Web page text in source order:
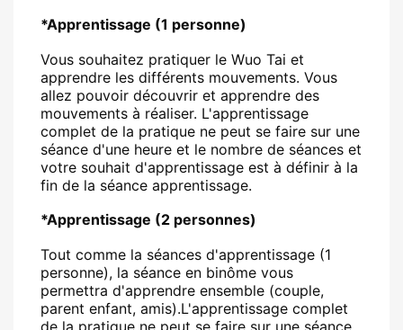
*Apprentissage (1 personne)
Vous souhaitez pratiquer le Wuo Tai et
apprendre les différents mouvements. Vous
allez pouvoir découvrir et apprendre des
mouvements à réaliser. L'apprentissage
complet de la pratique ne peut se faire sur une
séance d'une heure et le nombre de séances et
votre souhait d'apprentissage est à définir à la
fin de la séance apprentissage.
*Apprentissage (2 personnes)
Tout comme la séances d'apprentissage (1
personne), la séance en binôme vous
permettra d'apprendre ensemble (couple,
parent enfant, amis).L'apprentissage complet
de la pratique ne peut se faire sur une séance